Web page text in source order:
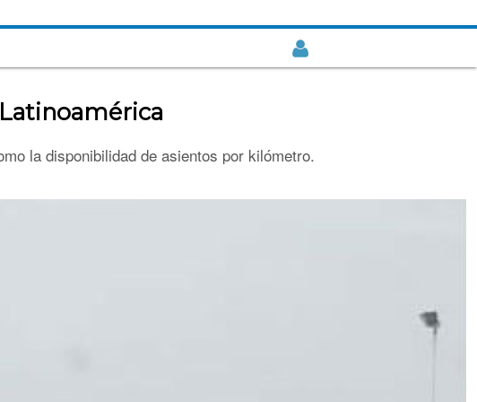
la disponibilidad de asientos por kilómetro.